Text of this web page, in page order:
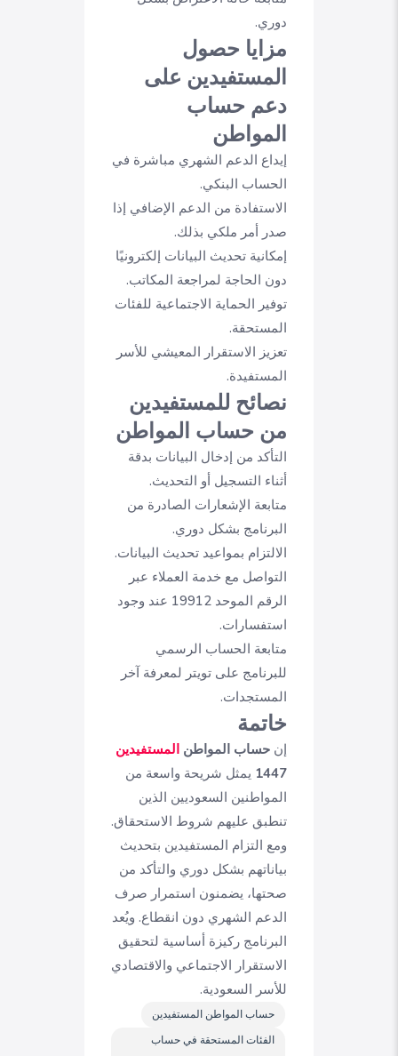
دوري.
مزايا حصول
المستفيدين على
دعم حساب
المواطن
إيداع الدعم الشهري مباشرة في
الحساب البنكي.
الاستفادة من الدعم الإضافي إذا
صدر أمر ملكي بذلك.
إمكانية تحديث البيانات إلكترونيًا
دون الحاجة لمراجعة المكاتب.
توفير الحماية الاجتماعية للفئات
المستحقة.
تعزيز الاستقرار المعيشي للأسر
المستفيدة.
نصائح للمستفيدين
من حساب المواطن
التأكد من إدخال البيانات بدقة
أثناء التسجيل أو التحديث.
متابعة الإشعارات الصادرة من
البرنامج بشكل دوري.
الالتزام بمواعيد تحديث البيانات.
التواصل مع خدمة العملاء عبر
الرقم الموحد 19912 عند وجود
استفسارات.
متابعة الحساب الرسمي
للبرنامج على تويتر لمعرفة آخر
المستجدات.
خاتمة
إن حساب المواطن المستفيدين
1447 يمثل شريحة واسعة من
المواطنين السعوديين الذين
تنطبق عليهم شروط الاستحقاق.
ومع التزام المستفيدين بتحديث
بياناتهم بشكل دوري والتأكد من
صحتها، يضمنون استمرار صرف
الدعم الشهري دون انقطاع. ويُعد
البرنامج ركيزة أساسية لتحقيق
الاستقرار الاجتماعي والاقتصادي
للأسر السعودية.
حساب المواطن المستفيدين
الفئات المستحقة في حساب